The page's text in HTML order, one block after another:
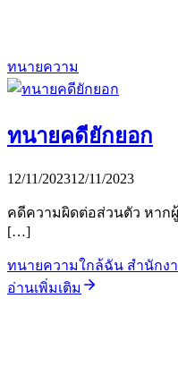
ทนายความ
ทนายคดียักยอก
12/11/202312/11/2023
คดีความผิดต่อส่วนตัว หาก
[…]
ทนายความใกล้ฉัน สำนักง
อ่านเพิ่มเติม